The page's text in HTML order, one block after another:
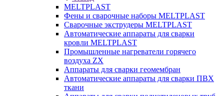
MELTPLAST
Фены и сварочные наборы MELTPLAST
Сварочные экструдеры MELTPLAST
Автоматические аппараты для сварки
кровли MELTPLAST
Промышленные нагреватели горячего
воздуха ZX
Аппараты для сварки геомембран
Автоматические аппараты для сварки ПВХ
ткани